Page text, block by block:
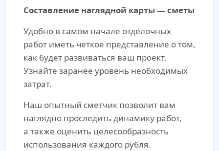
Составление наглядной карты — сметы
Удобно в самом начале отделочных
работ иметь четкое представление о том,
как будет развиваться ваш проект.
Узнайте заранее уровень необходимых
затрат.
Наш опытный сметчик позволит вам
наглядно проследить динамику работ,
а также оценить целесообразность
использования каждого рубля.